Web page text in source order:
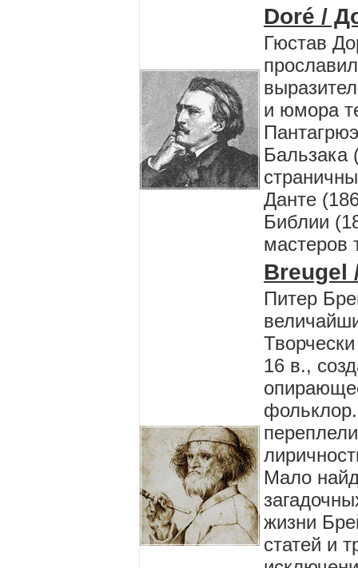
Doré /
Гюстав
и юмора
Бальзака
Данте
Библии
мастеров
Breugel
Питер
16 в.,
Мало
жизни
статей и